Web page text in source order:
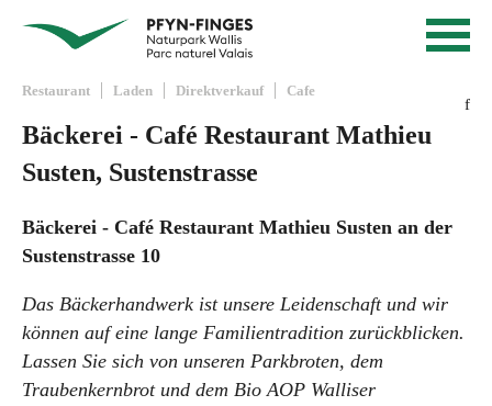
Navigieren in Pfyn-Finges
Navigation
Kontakt
Suche
f
Restaurant Laden Direktverkauf Cafe
Bäckerei - Café Restaurant Mathieu
Susten, Sustenstrasse
Bäckerei - Café Restaurant Mathieu Susten an der
Sustenstrasse 10
Das Bäckerhandwerk ist unsere Leidenschaft und wir
können auf eine lange Familientradition zurückblicken.
Lassen Sie sich von unseren Parkbroten, dem
Traubenkernbrot und dem Bio AOP Walliser